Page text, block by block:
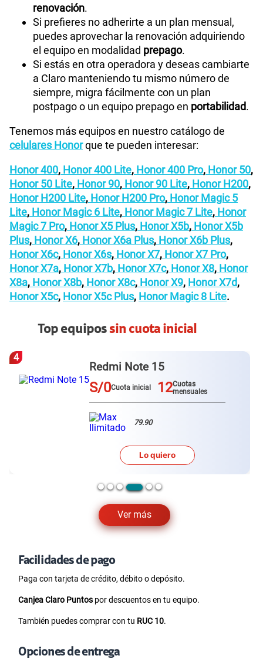
renovación.
Si prefieres no adherirte a un plan mensual,
puedes aprovechar la renovación adquiriendo
el equipo en modalidad prepago.
Si estás en otra operadora y deseas cambiarte
a Claro manteniendo tu mismo número de
siempre, migra fácilmente con un plan
postpago o un equipo prepago en portabilidad.
Tenemos más equipos en nuestro catálogo de
celulares Honorque te pueden interesar:
Honor 400, Honor 400 Lite, Honor 400 Pro, Honor 50,
Honor 50 Lite, Honor 90, Honor 90 Lite, Honor H200,
Honor H200 Lite, Honor H200 Pro, Honor Magic 5
Lite, Honor Magic 6 Lite, Honor Magic 7 Lite, Honor
Magic 7 Pro, Honor X5 Plus, Honor X5b, Honor X5b
Plus, Honor X6, Honor X6a Plus, Honor X6b Plus,
Honor X6c, Honor X6s, Honor X7, Honor X7 Pro,
Honor X7a, Honor X7b, Honor X7c, Honor X8, Honor
X8a, Honor X8b, Honor X8c, Honor X9, Honor X7d,
Honor X5c, Honor X5c Plus, Honor Magic 8 Lite.
Top equipossin cuota inicial
Ver más
4
Redmi Note 15
S/0Cuota inicial 12Cuotas
mensuales
79.90
Lo quiero
Facilidades de pago
Paga con tarjeta de crédito, débito o depósito.
Canjea Claro Puntos por descuentos en tu equipo.
También puedes comprar con tu RUC 10.
Opciones de entrega